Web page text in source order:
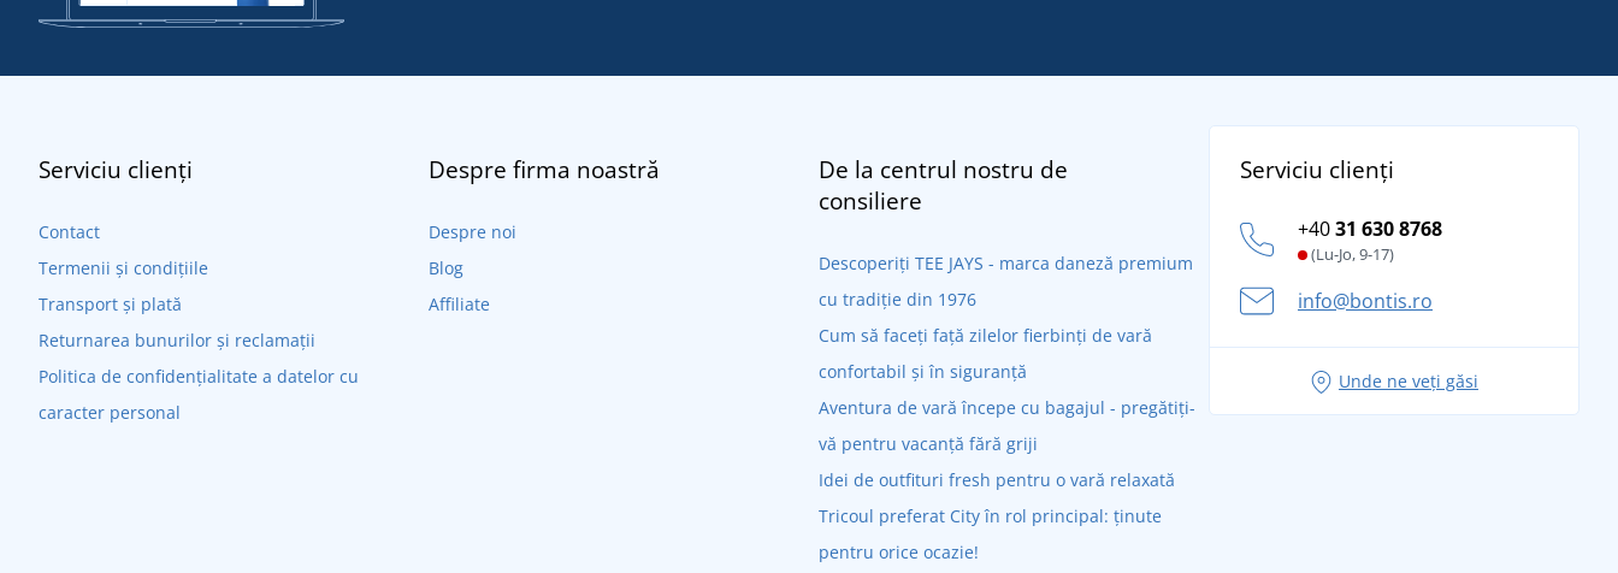
Serviciu clienți
Contact
Termenii și condițiile
Transport și plată
Returnarea bunurilor și reclamații
Politica de confidențialitate a datelor cu
caracter personal
Despre firma noastră
Despre noi
Blog
Affiliate
De la centrul nostru de
consiliere
Descoperiți TEE JAYS - marca daneză premium
cu tradiție din 1976
Cum să faceți față zilelor fierbinți de vară
confortabil și în siguranță
Aventura de vară începe cu bagajul - pregătiți-
vă pentru vacanță fără griji
Idei de outfituri fresh pentru o vară relaxată
Tricoul preferat City în rol principal: ținute
pentru orice ocazie!
Serviciu clienți
+4031 630 8768
(Lu-Jo, 9-17)
info@bontis.ro
Unde ne veți găsi